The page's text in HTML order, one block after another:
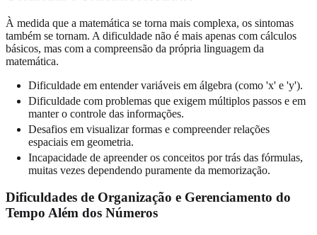
À medida que a matemática se torna mais complexa, os sintomas
também se tornam. A dificuldade não é mais apenas com cálculos
básicos, mas com a compreensão da própria linguagem da
matemática.
Dificuldade em entender variáveis em álgebra (como 'x' e 'y').
Dificuldade com problemas que exigem múltiplos passos e em
manter o controle das informações.
Desafios em visualizar formas e compreender relações
espaciais em geometria.
Incapacidade de apreender os conceitos por trás das fórmulas,
muitas vezes dependendo puramente da memorização.
Dificuldades de Organização e Gerenciamento do
Tempo Além dos Números